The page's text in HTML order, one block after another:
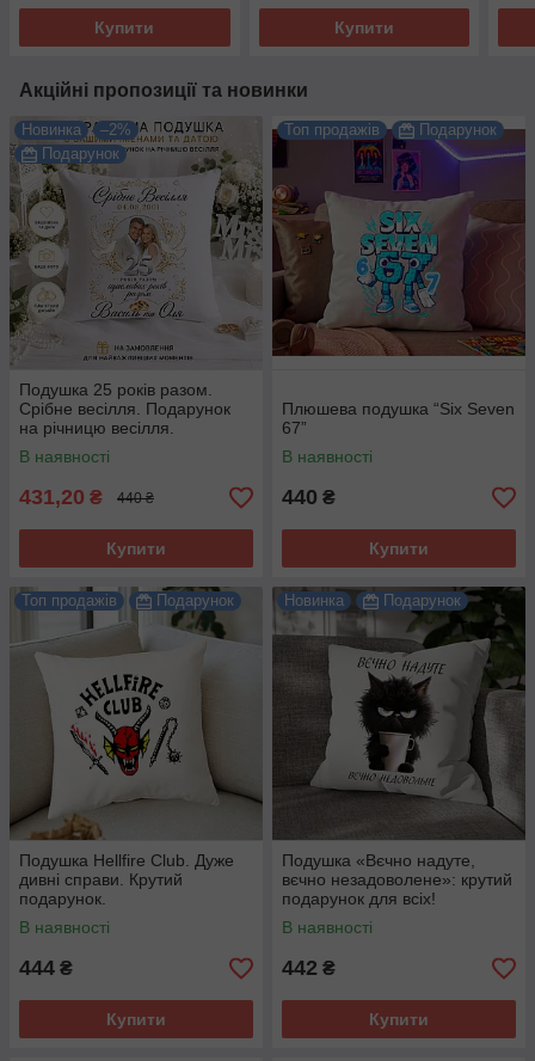
Купити Купити
Акційні пропозиції та новинки
Новинка
–2%
Подарунок
Подушка 25 років разом.
Срібне весілля. Подарунок
на річницю весілля.
В наявності
431,20 ₴ 440 ₴
Купити
Топ продажів Подарунок
Плюшева подушка “Six Seven
67”
В наявності
440 ₴
Купити
Топ продажів Подарунок
Подушка Hellfire Club. Дуже
дивні справи. Крутий
подарунок.
В наявності
444 ₴
Купити
Новинка Подарунок
Подушка «Вєчно надуте,
вєчно незадоволене»: крутий
подарунок для всіх!
В наявності
442 ₴
Купити